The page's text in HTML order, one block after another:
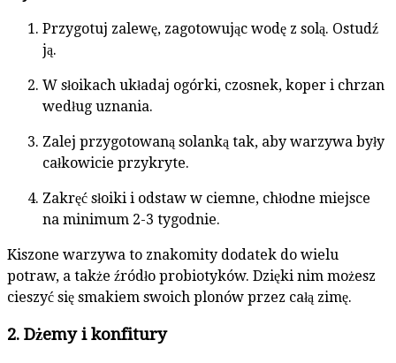
Przygotuj zalewę, zagotowując wodę z solą. Ostudź
ją.
W słoikach układaj ogórki, czosnek, koper i chrzan
według uznania.
Zalej przygotowaną solanką tak, aby warzywa były
całkowicie przykryte.
Zakręć słoiki i odstaw w ciemne, chłodne miejsce
na minimum 2-3 tygodnie.
Kiszone warzywa to znakomity dodatek do wielu
potraw, a także źródło probiotyków. Dzięki nim możesz
cieszyć się smakiem swoich plonów przez całą zimę.
2. Dżemy i konfitury